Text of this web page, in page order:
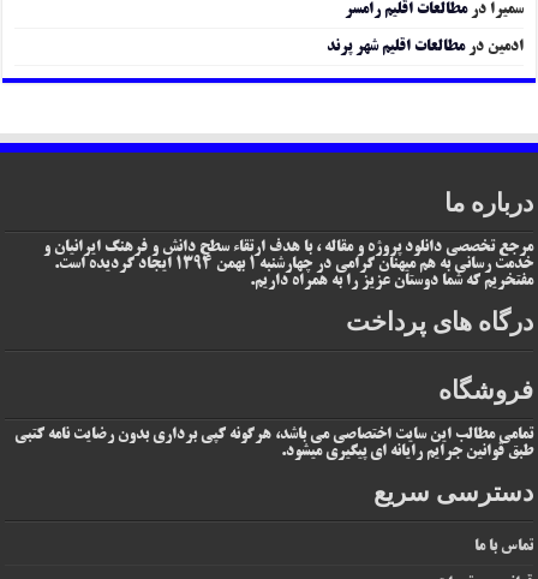
سمیرا درمطالعات اقلیم رامسر
ادمین درمطالعات اقلیم شهر پرند
درباره ما
مرجع تخصصی دانلود پروژه و مقاله ، با هدف ارتقاء سطح دانش و فرهنگ ایرانیان و
خدمت رسانی به هم میهنان گرامی در چهارشنبه 1 بهمن 1394 ایجاد گردیده است.
مفتخریم که شما دوستان عزیز را به همراه داریم.
درگاه های پرداخت
فروشگاه
تمامی مطالب این سایت اختصاصی می باشد، هرگونه کپی برداری بدون رضایت نامه کتبی
طبق قوانین جرایم رایانه ای پیگیری میشود.
دسترسی سریع
تماس با ما